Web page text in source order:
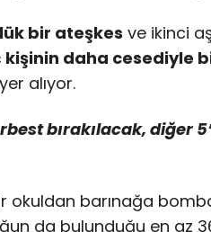
bir ateşkes ve ikinci
daha cesediyle
yer alıyor.
bırakılacak, diğer
okuldan barınağa
da bulunduğu en az